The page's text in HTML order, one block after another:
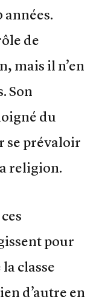
années.
de
mais il n’en
Son
du
se prévaloir
religion.
pour
classe
d’autre en